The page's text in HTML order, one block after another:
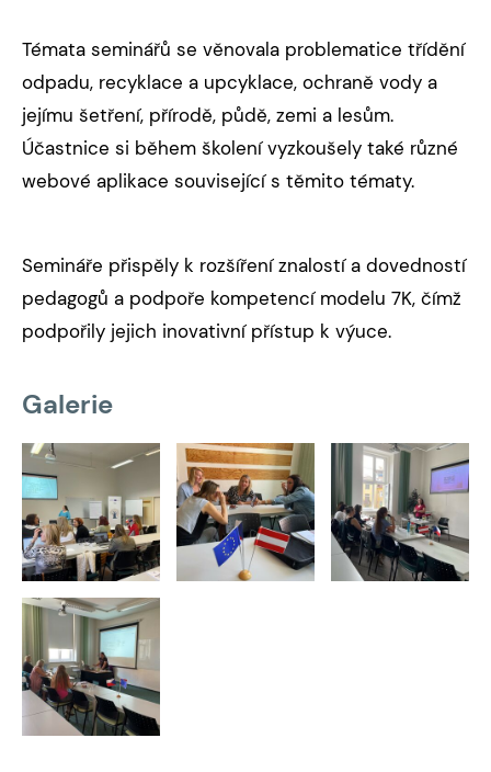
Témata seminářů se věnovala problematice třídění
odpadu, recyklace a upcyklace, ochraně vody a
jejímu šetření, přírodě, půdě, zemi a lesům.
Účastnice si během školení vyzkoušely také různé
webové aplikace související s těmito tématy.
Semináře přispěly k rozšíření znalostí a dovedností
pedagogů a podpoře kompetencí modelu 7K, čímž
podpořily jejich inovativní přístup k výuce.
Galerie